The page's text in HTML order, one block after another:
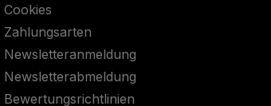
Cookies
Zahlungsarten
Newsletteranmeldung
Newsletterabmeldung
Bewertungsrichtlinien